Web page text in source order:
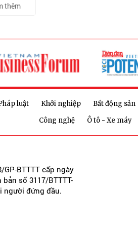
thêm
luật Khởi nghiệp Bất động sản
Công nghệ
Ô tô - Xe máy
GP-BTTTT cấp ngày
số 3117/BTTTT-
người đứng đầu.